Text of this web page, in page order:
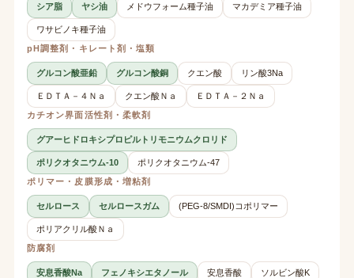
シア脂 ヤシ油 メドウフォーム種子油 マカデミア種子油
ワサビノキ種子油
pH調整剤・キレート剤・塩類
グルコン酸亜鉛 グルコン酸銅 クエン酸 リン酸3Na
ＥＤＴＡ－４Ｎａ クエン酸Ｎａ
ＥＤＴＡ－２Ｎａ
カチオン界面活性剤・柔軟剤
グアーヒドロキシプロピルトリモニウムクロリド
ポリクオタニウム-10
ポリクオタニウム-47
ポリマー・皮膜形成・増粘剤
セルロース セルロースガム (PEG-8/SMDI)コポリマー
ポリアクリル酸Ｎａ
防腐剤
安息香酸Na フェノキシエタノール 安息香酸 ソルビン酸K